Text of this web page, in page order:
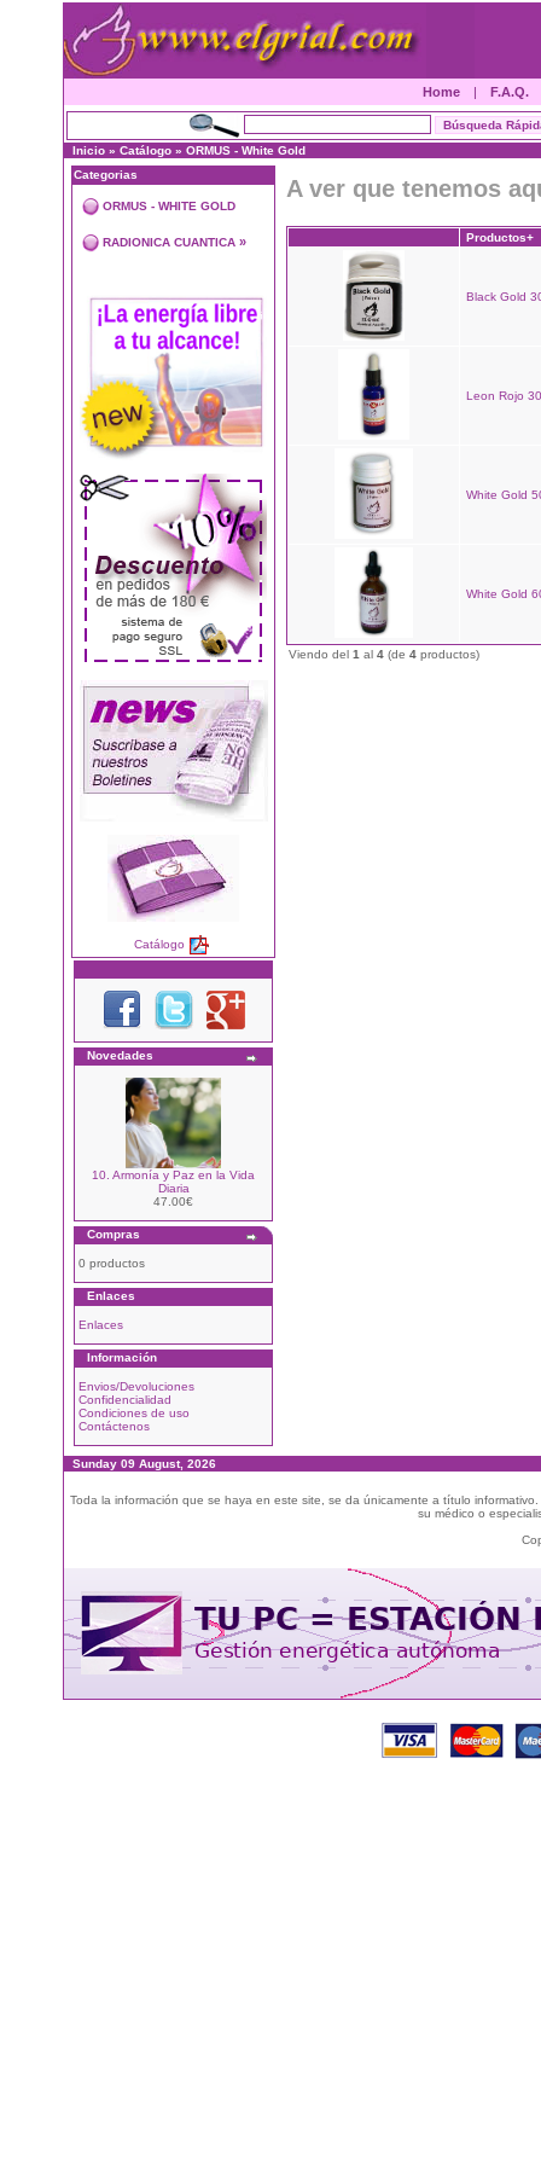
Home | F.A.Q.
Inicio » Catálogo » ORMUS - White Gold
Categorias
ORMUS - WHITE GOLD
RADIONICA CUANTICA »
Catálogo
Novedades
10. Armonía y Paz en la Vida
Diaria
47.00€
Compras
0 productos
Enlaces
Enlaces
Información
Envios/Devoluciones
Confidencialidad
Condiciones de uso
Contáctenos
A ver que tenemos
Productos+
Black Gold
Leon Rojo
White Gold
White Gold
Viendo del 1 al 4 (de 4 productos)
Sunday 09 August, 2026
Toda la información que se haya en este site, se da únicamente a título
su médico o